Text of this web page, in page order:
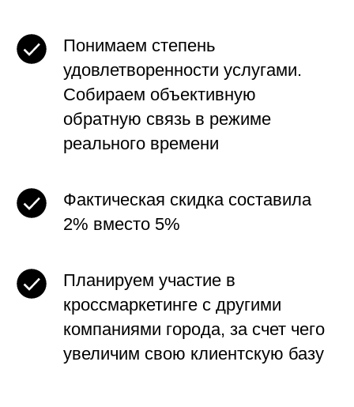
Понимаем степень
удовлетворенности услугами.
Собираем объективную
обратную связь в режиме
реального времени
Фактическая скидка составила
2% вместо 5%
Планируем участие в
кроссмаркетинге с другими
компаниями города, за счет чего
увеличим свою клиентскую базу